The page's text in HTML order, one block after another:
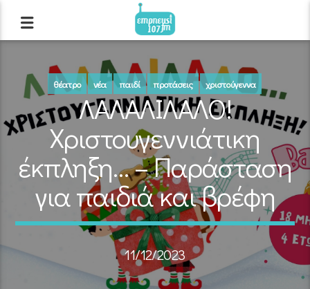
θέατρο νέα παιδί προτάσεις χριστούγεννα
ΛΑΛΑΛΙΛΑΛΟ!
Χριστουγεννιάτικη
έκπληξη… – Παράσταση
για παιδιά και βρέφη
11/12/2023